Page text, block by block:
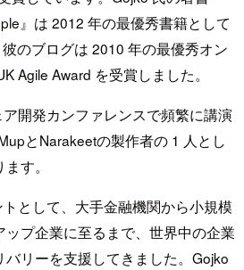
』は 2012 年の最優秀書籍として
のブログは 2010 年の最優秀オン
Agile Award を受賞しました。
開発カンファレンスで頻繁に講演
とNarakeetの製作者の 1 人とし
す。
として、大手金融機関から小規模
プ企業に至るまで、世界中の企業
リーを支援してきました。Gojko